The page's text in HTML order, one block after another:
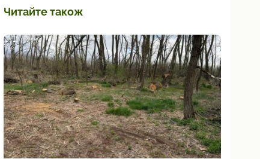
Читайте також